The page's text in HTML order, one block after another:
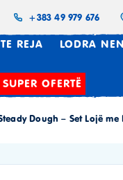
+383 49 979 676
REJA LODRA
SUPER OFERTË
Dough – Set Lojë